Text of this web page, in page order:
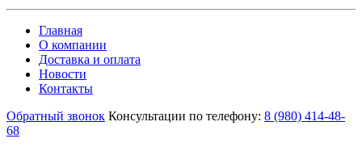
Главная
О компании
Доставка и оплата
Новости
Контакты
Обратный звонок Консультации по телефону: 8 (980) 414-48-
68